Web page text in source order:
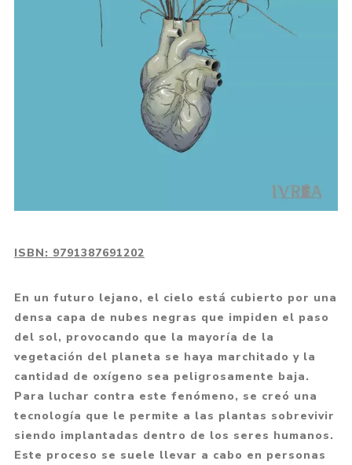
ISBN: 9791387691202
En un futuro lejano, el cielo está cubierto por una
densa capa de nubes negras que impiden el paso
del sol, provocando que la mayoría de la
vegetación del planeta se haya marchitado y la
cantidad de oxígeno sea peligrosamente baja.
Para luchar contra este fenómeno, se creó una
tecnología que le permite a las plantas sobrevivir
siendo implantadas dentro de los seres humanos.
Este proceso se suele llevar a cabo en personas